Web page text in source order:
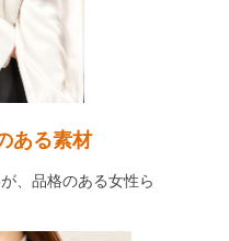
ある素材
、品格のある女性ら